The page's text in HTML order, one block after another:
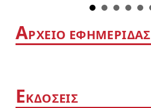
ΑΡΧΕΙΟ ΕΦΗΜΕΡΙΔΑΣ
ΕΚΔΟΣΕΙΣ